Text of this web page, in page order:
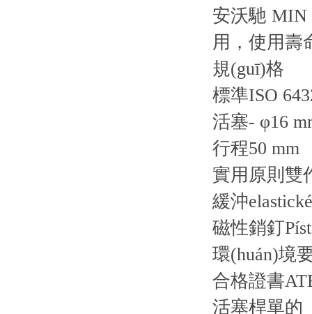
安沃馳 MIN
用，使用壽
規(guī)格
標準ISO
活塞- φ16
行程50 mm
實用原則雙
緩沖
磁性銷釘
環(huán)境
合格證書
活塞桿單的